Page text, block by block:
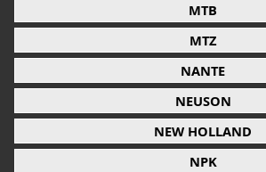
MTB
MTZ
NANTE
NEUSON
NEW HOLLAND
NPK